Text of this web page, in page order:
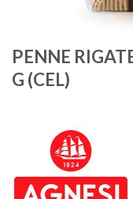
PENNE
G (CEL)